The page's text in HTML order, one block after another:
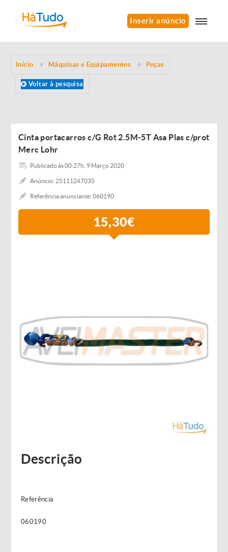
Inserir anúncio
Início Máquinas e Equipamentos Peças
Voltar à pesquisa
Cinta portacarros c/G Rot 2.5M-5T Asa Plas c/prot
Merc Lohr
Publicado às 00:27h, 9 Março 2020
Anúncio: 25111247035
Referência anunciante: 060190
15,30€
Descrição
Referência
060190